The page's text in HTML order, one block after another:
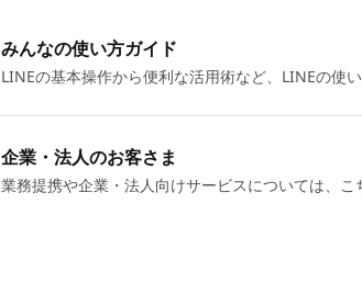
みんなの使い方ガイド
LINEの基本操作から便利な活用術など、LINEの使
企業・法人のお客さま
業務提携や企業・法人向けサービスについては、こ